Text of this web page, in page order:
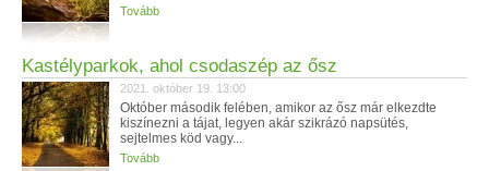
Tovább
Kastélyparkok, ahol csodaszép az ősz
2021. október 19. 13:00
Október második felében, amikor az ősz már elkezdte
kiszínezni a tájat, legyen akár szikrázó napsütés,
sejtelmes köd vagy...
Tovább